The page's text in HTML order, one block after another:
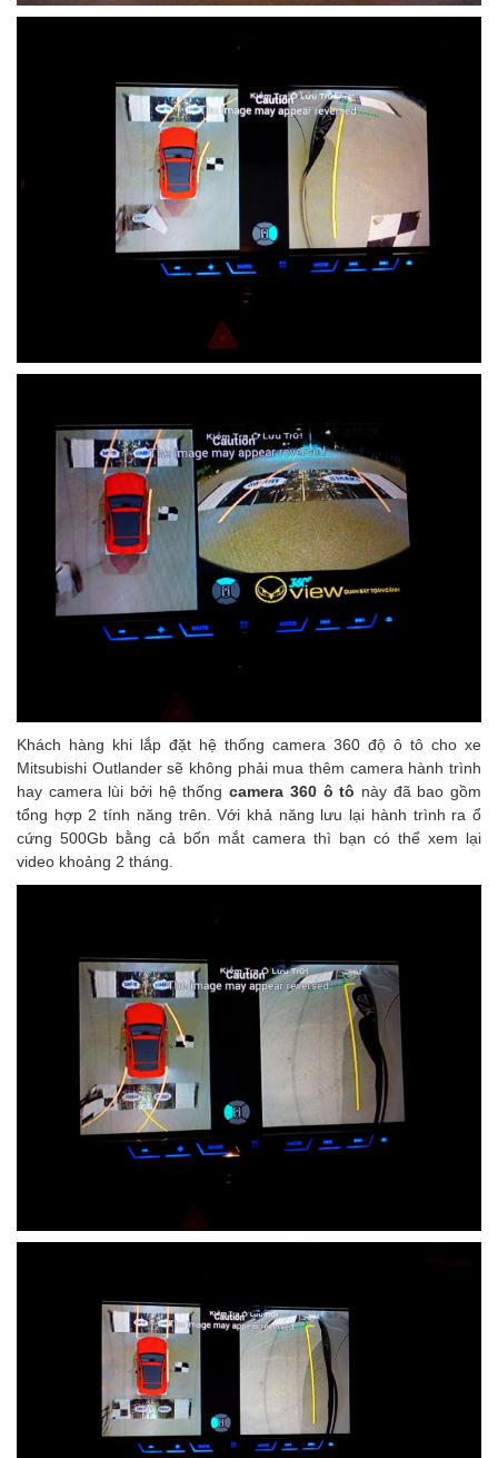
Khách hàng khi lắp đặt hệ thống camera 360 độ ô tô cho xe
Mitsubishi Outlander sẽ không phải mua thêm camera hành trình
hay camera lùi bởi hệ thốngcamera 360 ô tô này đã bao gồm
tổng hợp 2 tính năng trên. Với khả năng lưu lại hành trình ra ổ
cứng 500Gb bằng cả bốn mắt camera thì bạn có thể xem lại
video khoảng 2 tháng.